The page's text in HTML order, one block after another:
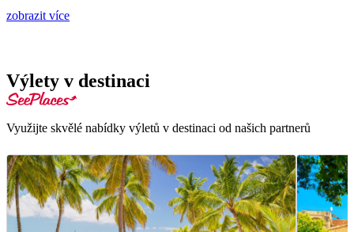
zobrazit více
Výlety v destinaci
Využijte skvělé nabídky výletů v destinaci od našich partnerů